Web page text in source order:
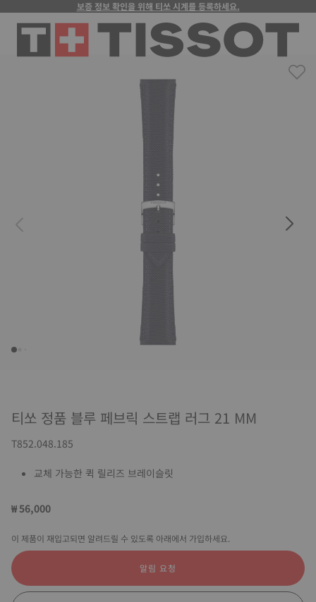
보증 정보 확인을 위해 티쏘 시계를 등록하세요.
티쏘 정품 블루 페브릭 스트랩 러그 21 MM
T852.048.185
교체 가능한 퀵 릴리즈 브레이슬릿
₩ 56,000
이 제품이 재입고되면 알려드릴 수 있도록 아래에서 가입하세요.
알림 요청